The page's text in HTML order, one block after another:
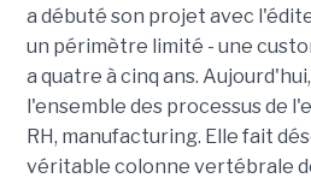
a débuté son projet avec
un périmètre limité - une
a quatre à cinq ans.
l'ensemble des processus de
RH, manufacturing. Elle fait
véritable colonne vertébrale